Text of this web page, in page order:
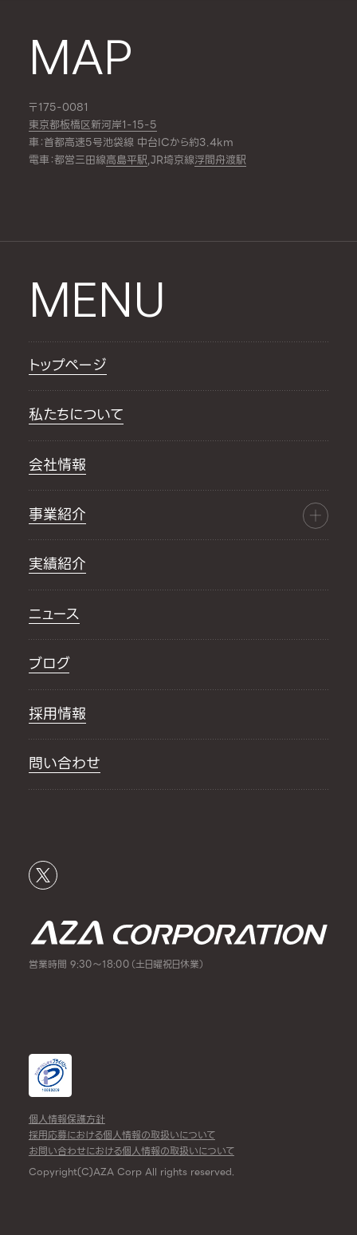
MAP
〒175-0081
東京都板橋区新河岸1-15-5
車：首都高速5号池袋線 中台ICから約3.4km
電車：都営三田線高島平駅,JR埼京線浮間舟渡駅
MENU
トップページ
私たちについて
会社情報
事業紹介
実績紹介
ニュース
ブログ
採用情報
問い合わせ
営業時間 9:30～18:00（土日曜祝日休業）
個人情報保護方針
採用応募における個人情報の取扱いについて
お問い合わせにおける個人情報の取扱いについて
Copyright(C)AZA Corp All rights reserved.